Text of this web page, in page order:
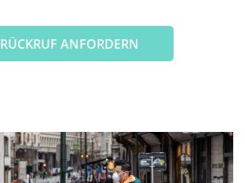
RÜCKRUF ANFORDERN